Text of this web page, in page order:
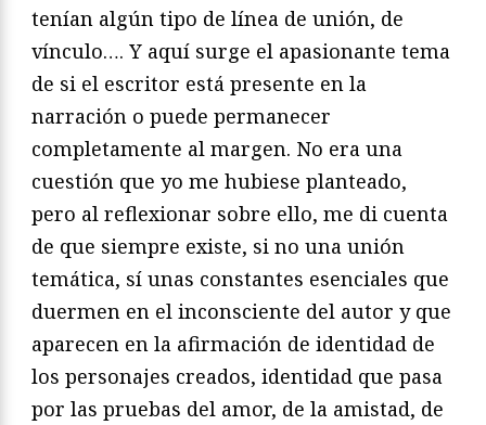
tenían algún tipo de línea de unión, de
vínculo…. Y aquí surge el apasionante tema
de si el escritor está presente en la
narración o puede permanecer
completamente al margen. No era una
cuestión que yo me hubiese planteado,
pero al reflexionar sobre ello, me di cuenta
de que siempre existe, si no una unión
temática, sí unas constantes esenciales que
duermen en el inconsciente del autor y que
aparecen en la afirmación de identidad de
los personajes creados, identidad que pasa
por las pruebas del amor, de la amistad, de